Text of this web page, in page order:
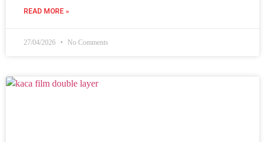
READ MORE »
27/04/2026 No Comments